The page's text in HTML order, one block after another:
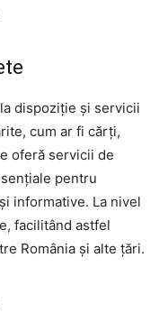
dispoziție și servicii
cum ar fi cărți,
oferă servicii de
pentru
informative. La nivel
facilitând astfel
România și alte țări.